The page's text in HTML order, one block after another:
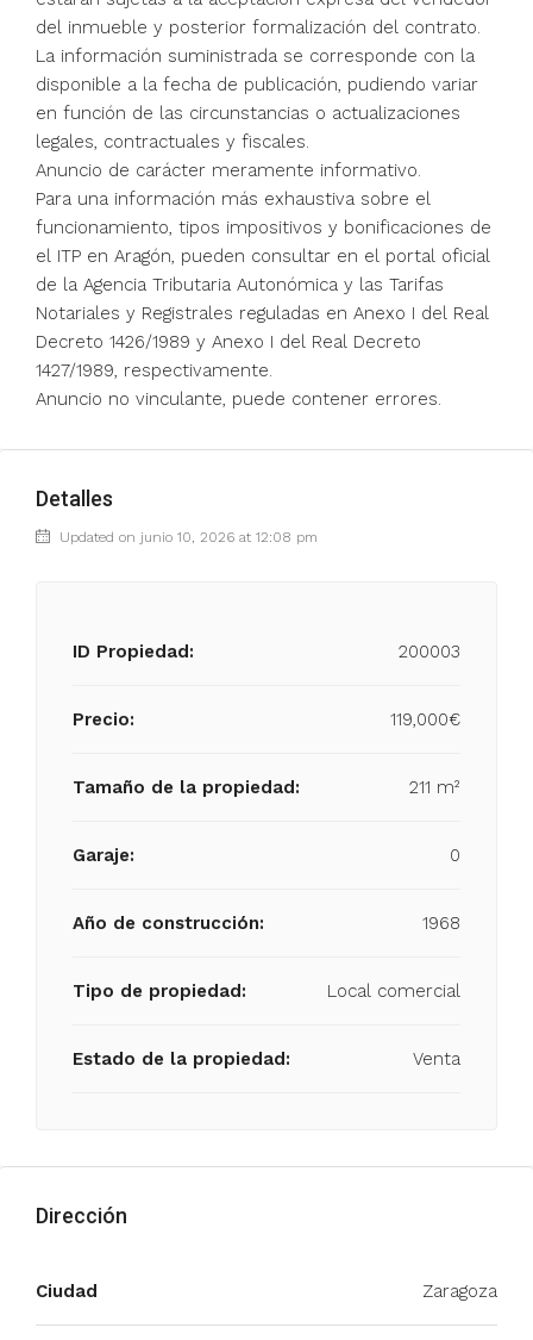
del inmueble y posterior formalización del contrato.
La información suministrada se corresponde con la
disponible a la fecha de publicación, pudiendo variar
en función de las circunstancias o actualizaciones
legales, contractuales y fiscales.
Anuncio de carácter meramente informativo.
Para una información más exhaustiva sobre el
funcionamiento, tipos impositivos y bonificaciones de
el ITP en Aragón, pueden consultar en el portal oficial
de la Agencia Tributaria Autonómica y las Tarifas
Notariales y Registrales reguladas en Anexo I del Real
Decreto 1426/1989 y Anexo I del Real Decreto
1427/1989, respectivamente.
Anuncio no vinculante, puede contener errores.
Detalles
Updated on junio 10, 2026 at 12:08 pm
ID Propiedad: 200003
Precio: 119,000€
Tamaño de la propiedad: 211 m²
Garaje: 0
Año de construcción: 1968
Tipo de propiedad: Local comercial
Estado de la propiedad: Venta
Dirección
Ciudad Zaragoza